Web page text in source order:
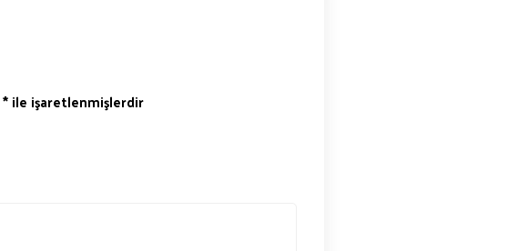
*ile işaretlenmişlerdir